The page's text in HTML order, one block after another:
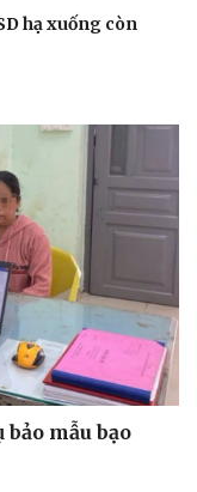
hạ xuống còn
mẫu bạo